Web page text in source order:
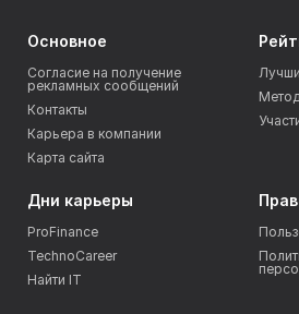
Основное
Согласие на получение
рекламных сообщений
Контакты
Карьера в компании
Карта сайта
Дни карьеры
ProFinance
TechnoCareer
Найти IT